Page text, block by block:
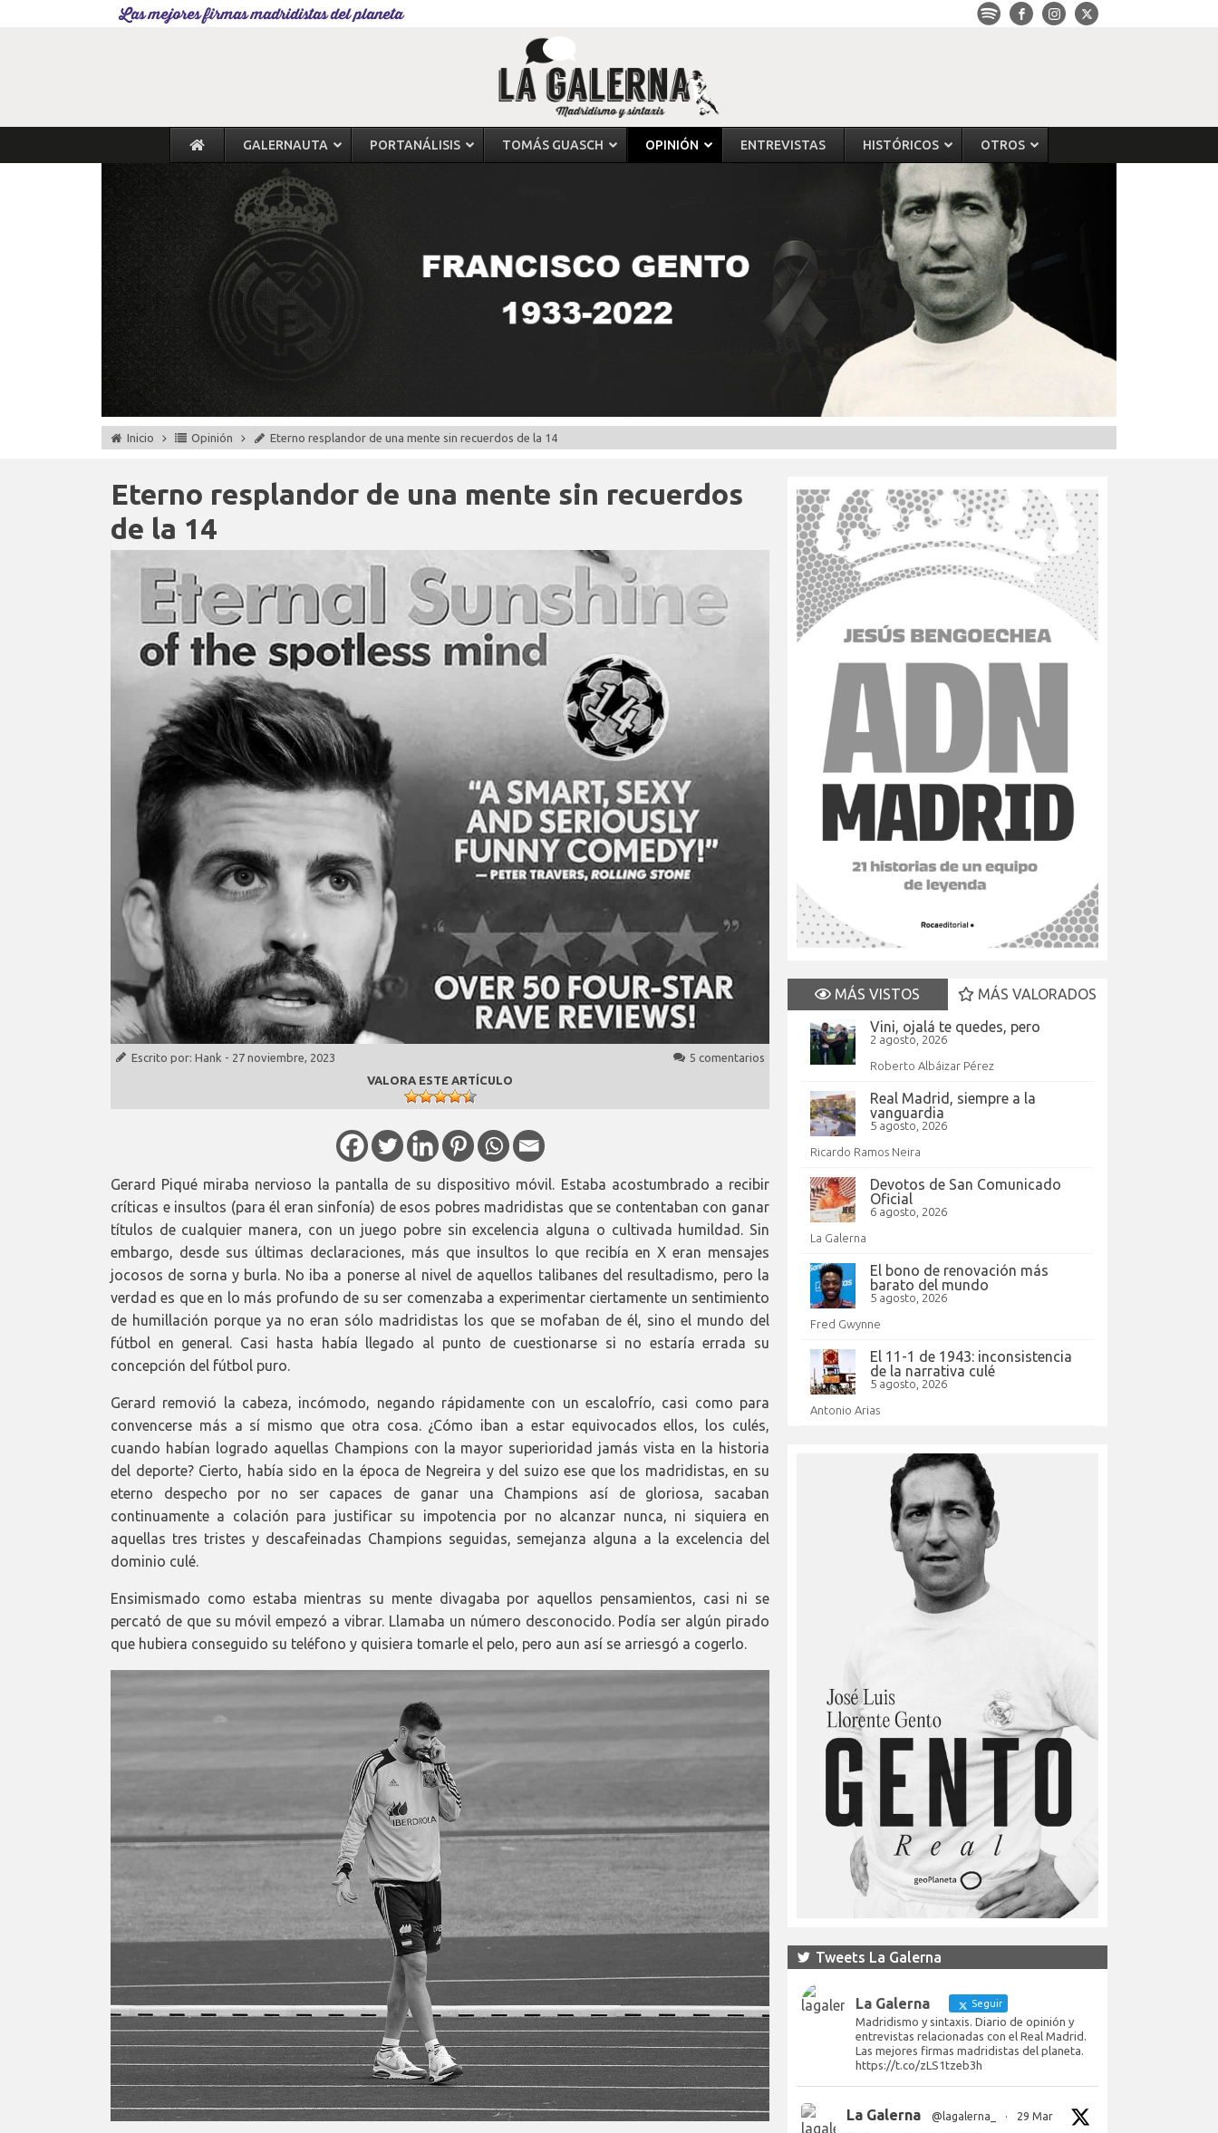
Las mejores firmas madridistas del planeta
GALERNAUTA PORTANÁLISIS TOMÁS GUASCH OPINIÓN ENTREVISTAS HISTÓRICOS OTROS
Inicio Opinión Eterno resplandor de una mente sin recuerdos de la 14
Eterno resplandor de una mente sin recuerdos
de la 14
Escrito por: Hank - 27 noviembre, 2023
5 comentarios
VALORA ESTE ARTÍCULO
Gerard Piqué miraba nervioso la pantalla de su dispositivo móvil. Estaba acostumbrado a recibir
críticas e insultos (para él eran sinfonía) de esos pobres madridistas que se contentaban con ganar
títulos de cualquier manera, con un juego pobre sin excelencia alguna o cultivada humildad. Sin
embargo, desde sus últimas declaraciones, más que insultos lo que recibía en X eran mensajes
jocosos de sorna y burla. No iba a ponerse al nivel de aquellos talibanes del resultadismo, pero la
verdad es que en lo más profundo de su ser comenzaba a experimentar ciertamente un sentimiento
de humillación porque ya no eran sólo madridistas los que se mofaban de él, sino el mundo del
fútbol en general. Casi hasta había llegado al punto de cuestionarse si no estaría errada su
concepción del fútbol puro.
Gerard removió la cabeza, incómodo, negando rápidamente con un escalofrío, casi como para
convencerse más a sí mismo que otra cosa. ¿Cómo iban a estar equivocados ellos, los culés,
cuando habían logrado aquellas Champions con la mayor superioridad jamás vista en la historia
del deporte? Cierto, había sido en la época de Negreira y del suizo ese que los madridistas, en su
eterno despecho por no ser capaces de ganar una Champions así de gloriosa, sacaban
continuamente a colación para justificar su impotencia por no alcanzar nunca, ni siquiera en
aquellas tres tristes y descafeinadas Champions seguidas, semejanza alguna a la excelencia del
dominio culé.
Ensimismado como estaba mientras su mente divagaba por aquellos pensamientos, casi ni se
percató de que su móvil empezó a vibrar. Llamaba un número desconocido. Podía ser algún pirado
que hubiera conseguido su teléfono y quisiera tomarle el pelo, pero aun así se arriesgó a cogerlo.
MÁS VISTOS
MÁS VALORADOS
Vini, ojalá te quedes, pero
2 agosto, 2026
Roberto Albáizar Pérez
Real Madrid, siempre a la
vanguardia
5 agosto, 2026
Ricardo Ramos Neira
Devotos de San Comunicado
Oficial
6 agosto, 2026
La Galerna
El bono de renovación más
barato del mundo
5 agosto, 2026
Fred Gwynne
El 11-1 de 1943: inconsistencia
de la narrativa culé
5 agosto, 2026
Antonio Arias
Tweets La Galerna
La Galerna Seguir
Madridismo y sintaxis. Diario de opinión y
entrevistas relacionadas con el Real Madrid.
Las mejores firmas madridistas del planeta.
https://t.co/zLS1tzeb3h
La Galerna @lagalerna_ · 29 Mar